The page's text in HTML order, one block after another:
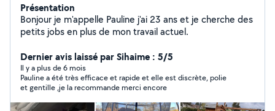
Présentation
Bonjour je m'appelle Pauline j'ai 23 ans et je cherche des
petits jobs en plus de mon travail actuel.
Dernier avis laissé par Sihaime : 5/5
Il y a plus de 6 mois
Pauline a été très efficace et rapide et elle est discrète, polie
et gentille ,je la recommande merci encore